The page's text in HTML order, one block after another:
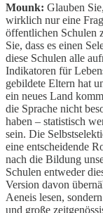
Mounk: Glauben
wirklich nur eine
öffentlichen Schulen
Sie, dass es einen
diese Schulen alle
Indikatoren für
gebildete Eltern hat
ein neues Land
die Sprache nicht
haben – statistisch
sein. Die
eine entscheidende
nach die Bildung
Schulen entweder
Version davon
Aeneis lesen,
und große